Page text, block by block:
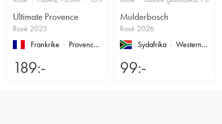
Ultimate Provence
Rosé 2025
Frankrike
Provence , Côtes de Provence
189:-
Mulderbosch
Rosé 2026
Sydafrika
Western Cape
99:-